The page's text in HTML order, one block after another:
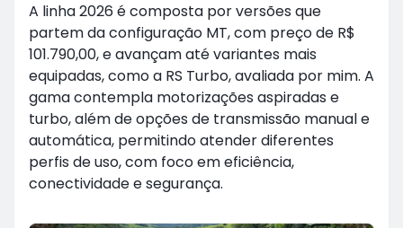
A linha 2026 é composta por versões que
partem da configuração MT, com preço de R$
101.790,00, e avançam até variantes mais
equipadas, como a RS Turbo, avaliada por mim. A
gama contempla motorizações aspiradas e
turbo, além de opções de transmissão manual e
automática, permitindo atender diferentes
perfis de uso, com foco em eficiência,
conectividade e segurança.